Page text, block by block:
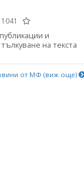
1041
и
на текста
от МФ (виж още)